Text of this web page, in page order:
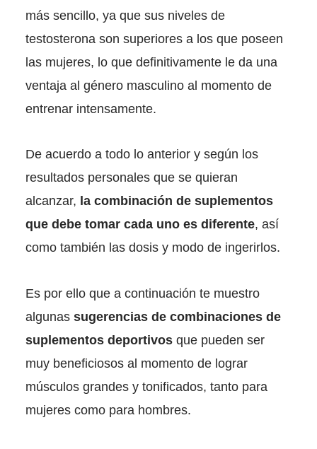
más sencillo, ya que sus niveles de
testosterona son superiores a los que poseen
las mujeres, lo que definitivamente le da una
ventaja al género masculino al momento de
entrenar intensamente.
De acuerdo a todo lo anterior y según los
resultados personales que se quieran
alcanzar, la combinación de suplementos
que debe tomar cada uno es diferente, así
como también las dosis y modo de ingerirlos.
Es por ello que a continuación te muestro
algunas sugerencias de combinaciones de
suplementos deportivos que pueden ser
muy beneficiosos al momento de lograr
músculos grandes y tonificados, tanto para
mujeres como para hombres.